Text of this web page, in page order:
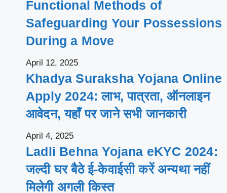
Functional Methods of
Safeguarding Your Possessions
During a Move
April 12, 2025
Khadya Suraksha Yojana Online
Apply 2024: लाभ, पात्रता, ऑनलाइन
आवेदन, यहाँ पर जाने सभी जानकारी
April 4, 2025
Ladli Behna Yojana eKYC 2024:
जल्दी घर बैठे ई-केवाईसी करें अन्यथा नहीं
मिलेगी अगली किस्त